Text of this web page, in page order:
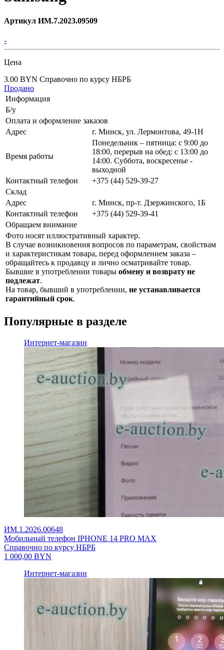
Артикул ИМ.7.2023.09509
-
Цена
3.00 BYN Справочно по курсу НБРБ
Продано
Информация
Б/у
Оплата и оформление заказов
Адрес
г. Минск, ул. Лермонтова, 49-1Н
Время работы
Понедельник – пятница: с 9:00 до
18:00, перерыв на обед: с 13:00 до
14:00. Суббота, воскресенье -
выходной
Контактный телефон
+375 (44) 529-39-27
Склад
Адрес
г. Минск, пр-т. Дзержинского, 1Б
Контактный телефон
+375 (44) 529-39-41
Обращаем внимание
Фото носят иллюстративный характер.
В случае возникновения вопросов по параметрам, свойствам
и характеристикам товара, перед оформлением заказа –
обращайтесь к продавцу и лично осматривайте товар.
Бывшие в употреблении товары обмену и возврату не
подлежат.
На товар, бывший в употреблении, не устанавливается
гарантийный срок.
Популярные в разделе
Интернет-магазин
ИМ.1.2026.00648
Мобильный телефон IPHONE 14 PRO MAX
Справочно по курсу НБРБ
1 000,00 BYN
Интернет-магазин